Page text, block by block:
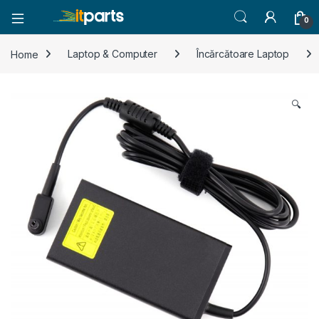
0
Home Laptop & Computer Încărcătoare Laptop
🔍